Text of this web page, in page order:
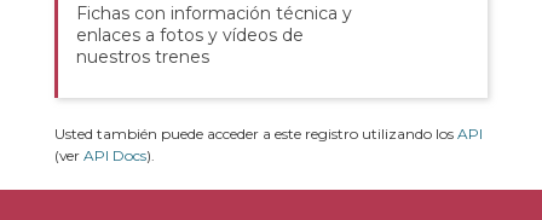
Fichas con información técnica y
enlaces a fotos y vídeos de
nuestros trenes
Usted también puede acceder a este registro utilizando los API
(ver API Docs).